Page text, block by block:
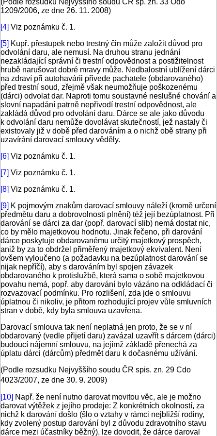
(Podle rozsudku Nejvyššího soudu ČR sp. zn. 33 Odo
1209/2006, ze dne 26. 11. 2008)
[4] Viz poznámku č. 1.
[5] Kupř. přestupek nebo trestný čin může založit důvod pro
odvolání daru, ale nemusí. Na druhou stranu jednání
nezakládající správní či trestní odpovědnost a postižitelnost
hrubě narušovat dobré mravy může. Nedbalostní ublížení dárci
na zdraví při autohavárii přivede pachatele (obdarovaného)
před trestní soud, zřejmě však neumožňuje poškozenému
(dárci) odvolat dar. Naproti tomu soustavné neslušné chování a
slovní napadání patrně nepřivodí trestní odpovědnost, ale
zakládá důvod pro odvolání daru. Dárce se ale jako důvodu
k odvolání daru nemůže dovolávat skutečností, jež nastaly či
existovaly již v době před darováním a o nichž obě strany při
uzavírání darovací smlouvy věděly.
[6] Viz poznámku č. 1.
[7] Viz poznámku č. 1.
[8] Viz poznámku č. 1.
[9] K pojmovým znakům darovací smlouvy náleží (kromě určení
předmětu daru a dobrovolnosti plnění) též její bezúplatnost. Při
darování se dárci za dar (popř. darovací slib) nemá dostat nic,
co by mělo majetkovou hodnotu. Jinak řečeno, při darování
dárce poskytuje obdarovanému určitý majetkový prospěch,
aniž by za to obdržel přiměřený majetkový ekvivalent. Není
ovšem vyloučeno (a požadavku na bezúplatnost darování se
nijak nepříčí), aby s darováním byl spojen závazek
obdarovaného k protislužbě, která sama o sobě majetkovou
povahu nemá, popř. aby darování bylo vázáno na odkládací či
rozvazovací podmínku. Pro rozlišení, zda jde o smlouvu
úplatnou či nikoliv, je přitom rozhodující projev vůle smluvních
stran v době, kdy byla smlouva uzavřena.
Darovací smlouva tak není neplatná jen proto, že se v ní
obdarovaný (vedle přijetí daru) zavázal uzavřít s dárcem (dárci)
budoucí nájemní smlouvu, na jejímž základě přenechá za
úplatu dárci (dárcům) předmět daru k dočasnému užívání.
(Podle rozsudku Nejvyššího soudu ČR spis. zn. 29 Cdo
4023/2007, ze dne 30. 9. 2009)
[10] Např. že není nutno darovat movitou věc, ale je možno
darovat výtěžek z jejího prodeje: Z konkrétních okolností, za
nichž k darování došlo (šlo o vztahy v rámci nejbližší rodiny,
kdy zvolený postup darování byl z důvodu zdravotního stavu
dárce mezi účastníky běžný), lze dovodit, že dárce daroval